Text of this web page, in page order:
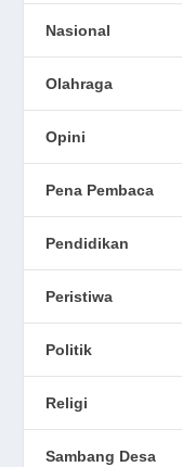
Nasional
Olahraga
Opini
Pena Pembaca
Pendidikan
Peristiwa
Politik
Religi
Sambang Desa